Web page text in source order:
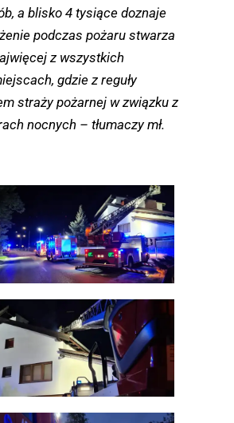
a blisko 4 tysiące doznaje
podczas pożaru stwarza
z wszystkich
gdzie z reguły
straży pożarnej w związku z
nocnych – tłumaczy mł.